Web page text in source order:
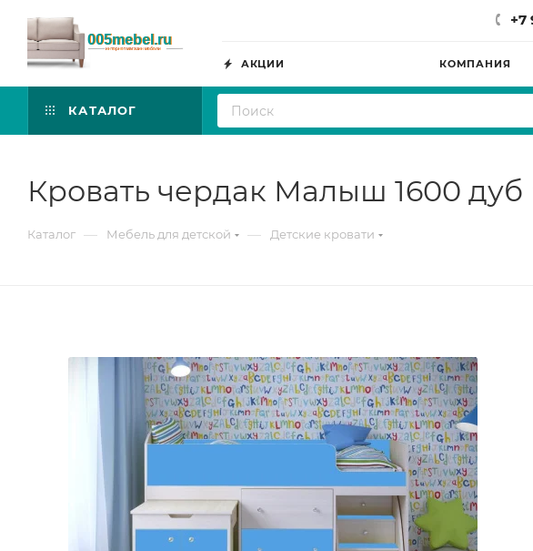
+7
АКЦИИ КОМПАНИЯ
КАТАЛОГ
Кровать чердак Малыш 1600
Каталог — Мебель для детской — Детские кровати